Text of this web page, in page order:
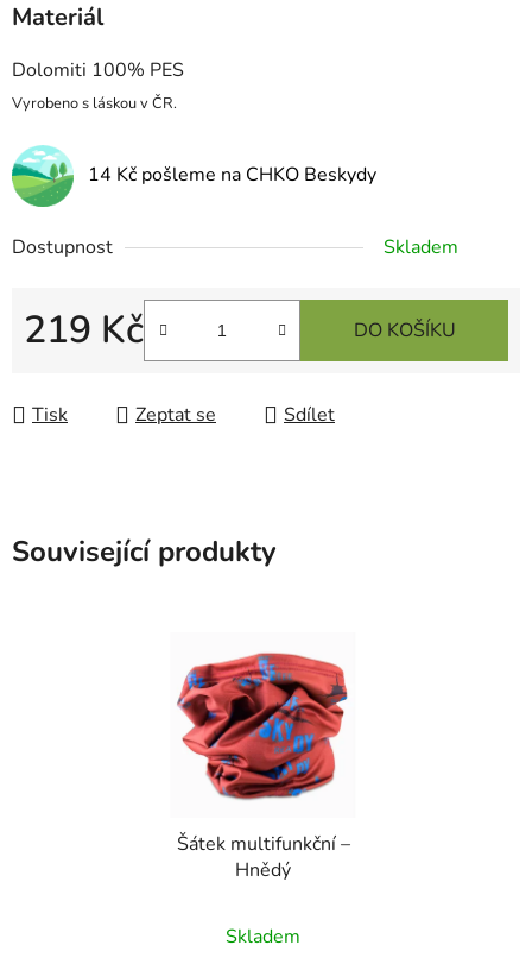
Materiál
Dolomiti 100% PES
Vyrobeno s láskou v ČR.
14 Kč pošleme na CHKO Beskydy
Dostupnost Skladem
219 Kč DO KOŠÍKU
Tisk Zeptat se Sdílet
Související produkty
Šátek multifunkční –
Hnědý
hodnocení
Skladem